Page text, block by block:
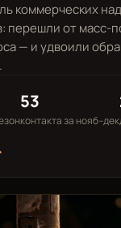
коммерческих
перешли от масс-
— и удвоили
53
контакта за нояб–дек